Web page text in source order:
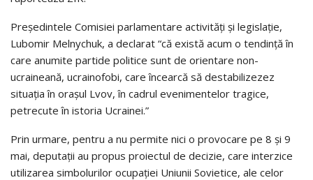
Președintele Comisiei parlamentare activităţi şi legislaţie,
Lubomir Melnychuk, a declarat “că există acum o tendință în
care anumite partide politice sunt de orientare non-
ucraineană, ucrainofobi, care încearcă să destabilizezez
situaţia în oraşul Lvov, în cadrul evenimentelor tragice,
petrecute în istoria Ucrainei.”
Prin urmare, pentru a nu permite nici o provocare pe 8 şi 9
mai, deputații au propus proiectul de decizie, care interzice
utilizarea simbolurilor ocupaţiei Uniunii Sovietice, ale celor